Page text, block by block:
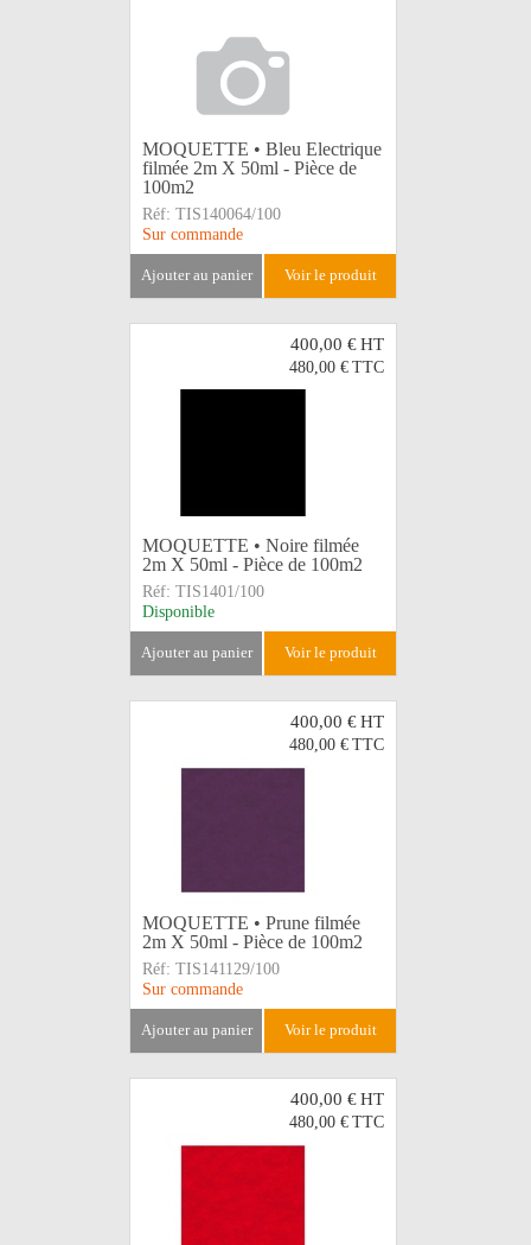
MOQUETTE • Bleu Electrique
filmée 2m X 50ml - Pièce de
100m2
Réf: TIS140064/100
Sur commande
ajouter au panier voir le produit
400,00 €HT
480,00 € TTC
MOQUETTE • Noire filmée
2m X 50ml - Pièce de 100m2
Réf: TIS1401/100
Disponible
ajouter au panier voir le produit
400,00 €HT
480,00 € TTC
MOQUETTE • Prune filmée
2m X 50ml - Pièce de 100m2
Réf: TIS141129/100
Sur commande
ajouter au panier voir le produit
400,00 €HT
480,00 € TTC